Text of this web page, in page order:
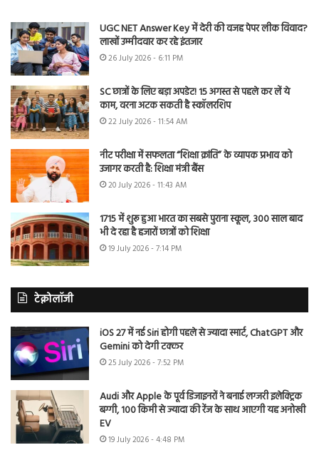
UGC NET Answer Key में देरी की वजह पेपर लीक विवाद?
लाखों उम्मीदवार कर रहे इंतजार
26 July 2026 - 6:11 PM
SC छात्रों के लिए बड़ा अपडेट! 15 अगस्त से पहले कर लें ये
काम, वरना अटक सकती है स्कॉलरशिप
22 July 2026 - 11:54 AM
नीट परीक्षा में सफलता “शिक्षा क्रांति” के व्यापक प्रभाव को
उजागर करती है: शिक्षा मंत्री बैंस
20 July 2026 - 11:43 AM
1715 में शुरू हुआ भारत का सबसे पुराना स्कूल, 300 साल बाद
भी दे रहा है हजारों छात्रों को शिक्षा
19 July 2026 - 7:14 PM
टेक्नोलॉजी
iOS 27 में नई Siri होगी पहले से ज्यादा स्मार्ट, ChatGPT और
Gemini को देगी टक्कर
25 July 2026 - 7:52 PM
Audi और Apple के पूर्व डिजाइनरों ने बनाई लग्जरी इलेक्ट्रिक
बग्गी, 100 किमी से ज्यादा की रेंज के साथ आएगी यह अनोखी
EV
19 July 2026 - 4:48 PM